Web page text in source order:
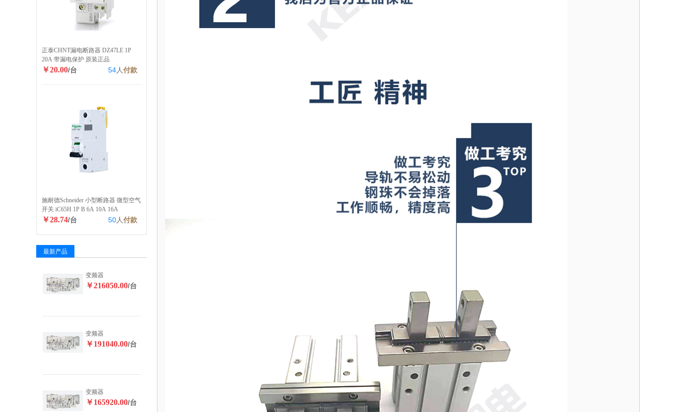
正泰CHNT漏电断路器 DZ47LE 1P
20A 带漏电保护 原装正品
￥20.00/台 54人付款
施耐德Schneider 小型断路器 微型空气
开关 iC65H 1P B 6A 10A 16A
￥28.74/台 50人付款
最新产品
变频器
￥216050.00/台
变频器
￥191040.00/台
变频器
￥165920.00/台